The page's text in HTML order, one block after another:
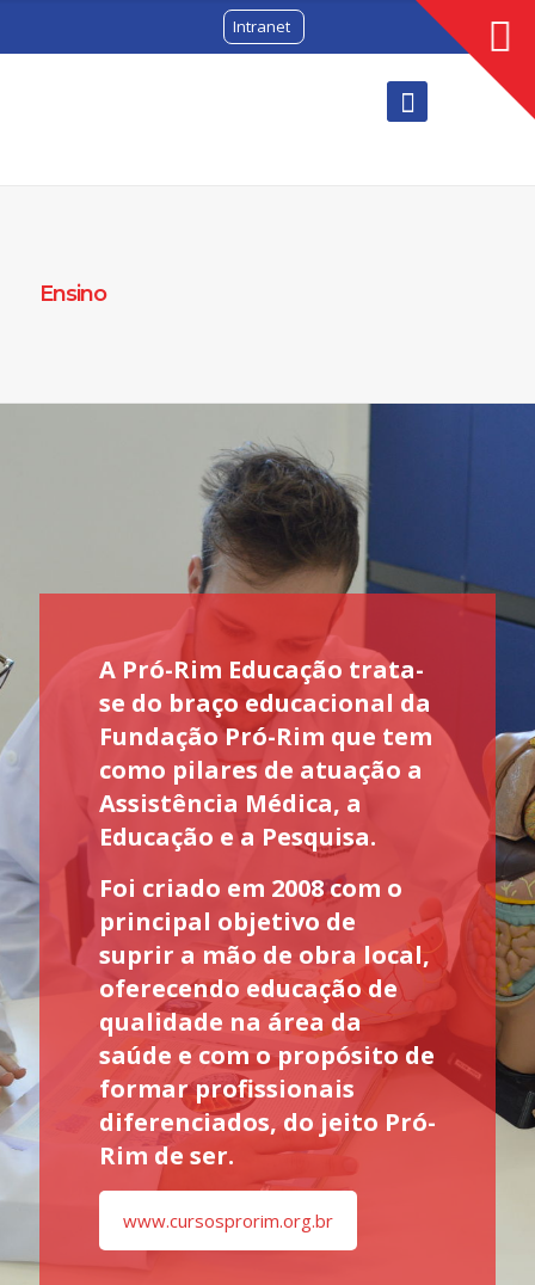
Intranet
Ensino
A Pró-Rim Educação trata-
se do braço educacional da
Fundação Pró-Rim que tem
como pilares de atuação a
Assistência Médica, a
Educação e a Pesquisa.
Foi criado em 2008 com o
principal objetivo de
suprir a mão de obra local,
oferecendo educação de
qualidade na área da
saúde e com o propósito de
formar profissionais
diferenciados, do jeito Pró-
Rim de ser.
www.cursosprorim.org.br